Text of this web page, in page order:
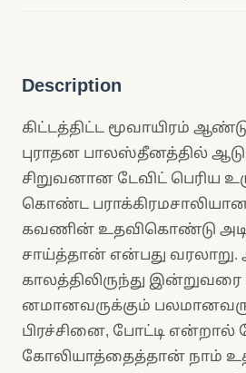
Description
கிட்டத்திட்ட மூவாயிரம்
புராதன பாலஸ்தீனத்தில்
சிறுவனான டேவிட் பெரிய
கொண்ட
கவணின் உதவிகொண்டு
சாய்த்தான் என்பது வரலாறு.
காலத்திலிருந்து
னமானவருக்கும்
பிரச்சினை, போட்டி என்றால்
கோலியாத்தைத்தான் நாம்